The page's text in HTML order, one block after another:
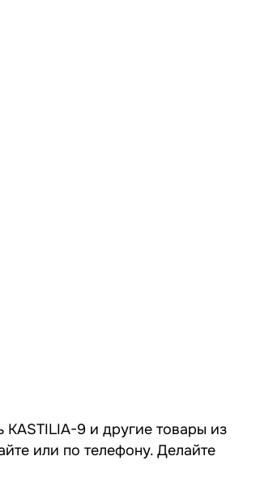
KASTILIA-9 и другие товары из
или по телефону. Делайте